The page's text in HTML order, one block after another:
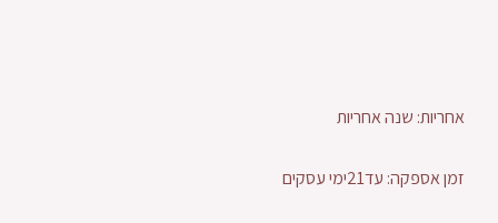
אחריות: שנה אחריות
זמן אספקה: עד21ימי עסקים